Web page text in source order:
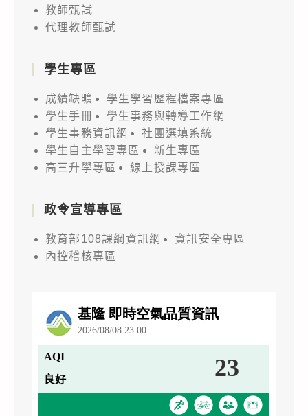
教師甄試
代理教師甄試
學生專區
成績缺曠
學生學習歷程檔案專區
學生手冊
學生事務與轉導工作網
學生事務資訊網
社團選填系統
學生自主學習專區
新生專區
高三升學專區
線上授課專區
政令宣導專區
教育部108課綱資訊網
資訊安全專區
內控稽核專區